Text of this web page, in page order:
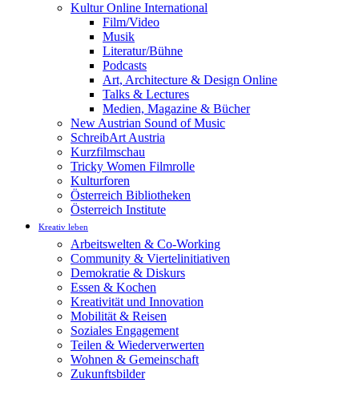
Kultur Online International
Film/Video
Musik
Literatur/Bühne
Podcasts
Art, Architecture & Design Online
Talks & Lectures
Medien, Magazine & Bücher
New Austrian Sound of Music
SchreibArt Austria
Kurzfilmschau
Tricky Women Filmrolle
Kulturforen
Österreich Bibliotheken
Österreich Institute
Kreativ leben
Arbeitswelten & Co-Working
Community & Viertelinitiativen
Demokratie & Diskurs
Essen & Kochen
Kreativität und Innovation
Mobilität & Reisen
Soziales Engagement
Teilen & Wiederverwerten
Wohnen & Gemeinschaft
Zukunftsbilder